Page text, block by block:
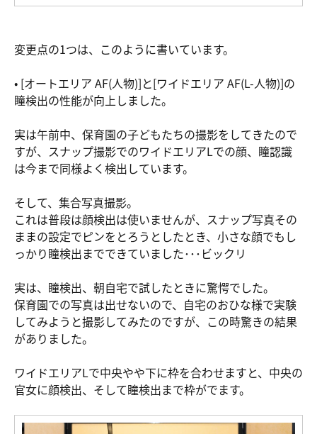
変更点の1つは、このように書いています。
• [オートエリア AF(人物)]と[ワイドエリア AF(L-人物)]の
瞳検出の性能が向上しました。
実は午前中、保育園の子どもたちの撮影をしてきたので
すが、スナップ撮影でのワイドエリアLでの顔、瞳認識
は今まで同様よく検出しています。
そして、集合写真撮影。
これは普段は顔検出は使いませんが、スナップ写真その
ままの設定でピンをとろうとしたとき、小さな顔でもし
っかり瞳検出までできていました･･･ビックリ
実は、瞳検出、朝自宅で試したときに驚愕でした。
保育園での写真は出せないので、自宅のおひな様で実験
してみようと撮影してみたのですが、この時驚きの結果
がありました。
ワイドエリアLで中央やや下に枠を合わせますと、中央の
官女に顔検出、そして瞳検出まで枠がでます。